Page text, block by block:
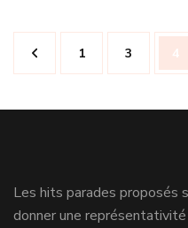
Navigation
des
Page
1 Page
3 4
Les hits parades proposés
donner une